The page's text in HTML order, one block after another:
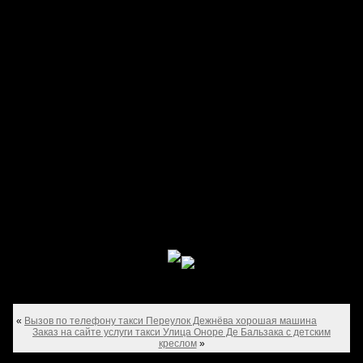
« Вызов по телефону такси Переулок Дежнёва хорошая машина
Заказ на сайте услуги такси Улица Оноре Де Бальзака с детским
креслом»